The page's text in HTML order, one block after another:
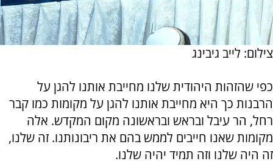
צילום: לייב גיבינג
כפי שהזהות היהודית שלנו מחייבת אותנו להגן על
הרבנות כך היא מחייבת אותנו להגן על מקומות כמו קבר
רחל, הר עיבל ובראש ובראשונה מקום המקדש. אלה
מקומות שאנו חייבים לממש בהם את ריבונותנו. זה שלנו,
זה היה שלנו וזה תמיד יהיה שלנו.